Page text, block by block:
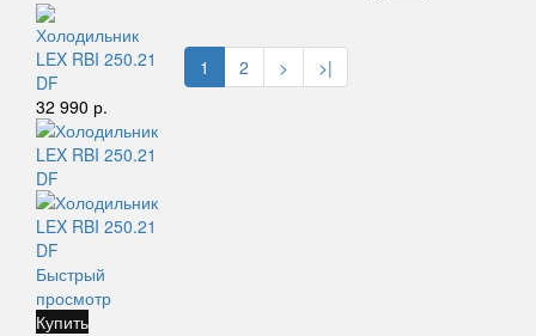
Холодильник
LEX RBI 250.21
DF
32 990 р.
Быстрый
просмотр
Купить
1 2 > >|